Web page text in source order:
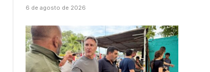
6 de agosto de 2026